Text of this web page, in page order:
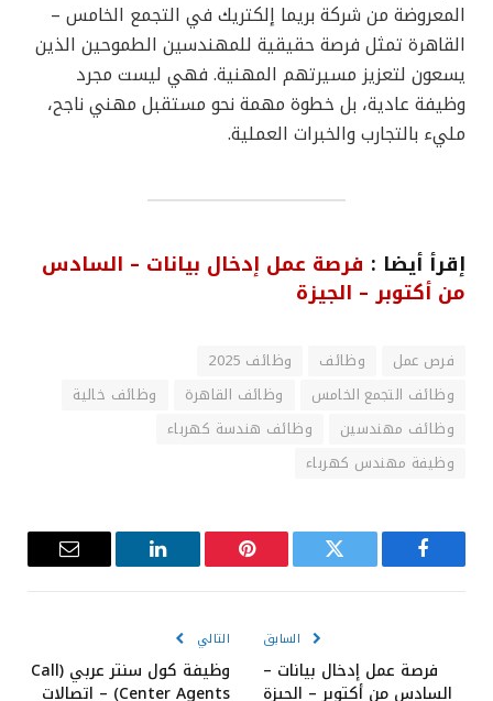
المعروضة من شركة بريما إلكتريك في التجمع الخامس –
القاهرة تمثل فرصة حقيقية للمهندسين الطموحين الذين
يسعون لتعزيز مسيرتهم المهنية. فهي ليست مجرد
وظيفة عادية، بل خطوة مهمة نحو مستقبل مهني ناجح،
مليء بالتجارب والخبرات العملية.
إقرأ أيضا : فرصة عمل إدخال بيانات – السادس
من أكتوبر – الجيزة
فرص عمل وظائف
وظائف 2025
وظائف التجمع الخامس
وظائف القاهرة
وظائف خالية
وظائف مهندسين
وظائف هندسة كهرباء
وظيفة مهندس كهرباء
فيسبوك تويتر بينتيريست لينكدإن
البريد
السابق
فرصة عمل إدخال بيانات –
السادس من أكتوبر – الجيزة
التالي
وظيفة كول سنتر عربي (Call
Center Agents) – اتصالات